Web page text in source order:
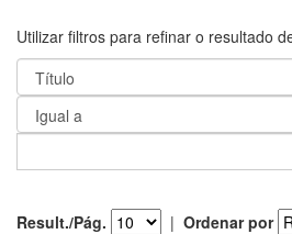
Utilizar filtros para refinar o resultado
Result./Pág. | Ordenar por